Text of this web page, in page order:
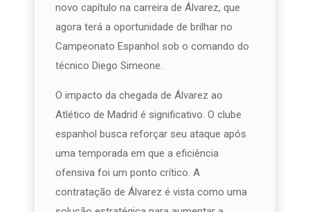
novo capítulo na carreira de Álvarez, que
agora terá a oportunidade de brilhar no
Campeonato Espanhol sob o comando do
técnico Diego Simeone.
O impacto da chegada de Álvarez ao
Atlético de Madrid é significativo. O clube
espanhol busca reforçar seu ataque após
uma temporada em que a eficiência
ofensiva foi um ponto crítico. A
contratação de Álvarez é vista como uma